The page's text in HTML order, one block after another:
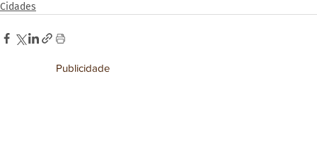
Cidades
Publicidade